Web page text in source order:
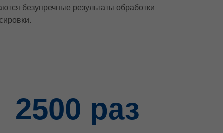
безупречные результаты обработки
2500 раз